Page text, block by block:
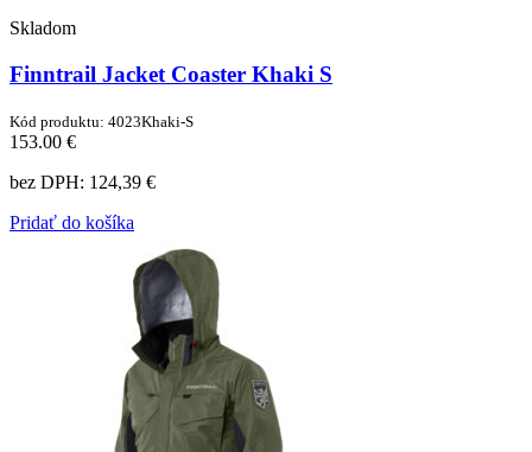
Skladom
Finntrail Jacket Coaster Khaki S
Kód produktu: 4023Khaki-S
153.00 €
bez DPH: 124,39 €
Pridať do košíka